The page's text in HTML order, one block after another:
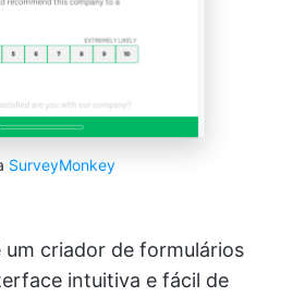
SurveyMonkey
um criador de formulários
intuitiva e fácil de